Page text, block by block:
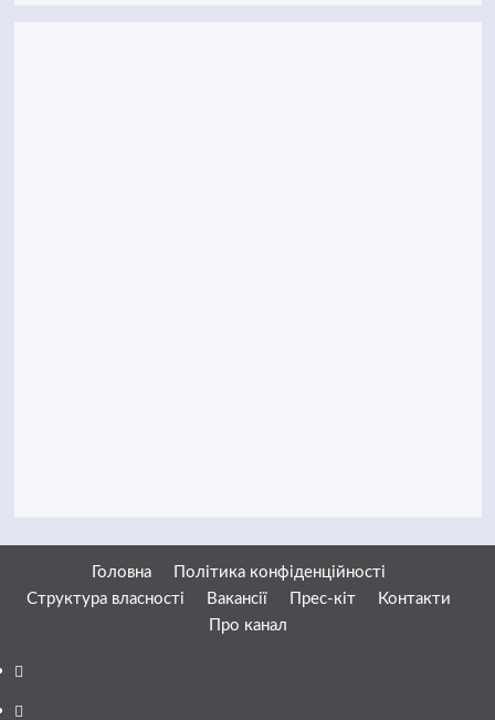
Головна
Політика конфіденційності
Структура власності
Вакансії Прес-кіт
Контакти
Про канал
Facebook
YouTube